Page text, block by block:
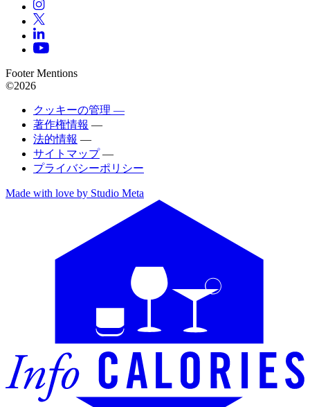
Footer Mentions
©2026
クッキーの管理 —
著作権情報 —
法的情報 —
サイトマップ —
プライバシーポリシー
Made with love by Studio Meta